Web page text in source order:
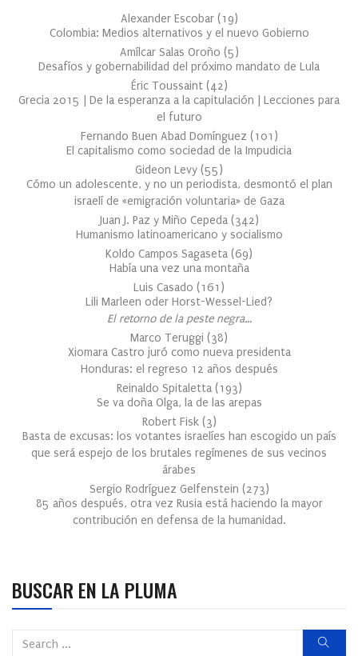
Alexander Escobar (19)
Colombia: Medios alternativos y el nuevo Gobierno
Amílcar Salas Oroño (5)
Desafíos y gobernabilidad del próximo mandato de Lula
Éric Toussaint (42)
Grecia 2015 | De la esperanza a la capitulación | Lecciones para
el futuro
Fernando Buen Abad Domínguez (101 )
El capitalismo como sociedad de la Impudicia
Gideon Levy (55)
Cómo un adolescente, y no un periodista, desmontó el plan
israelí de «emigración voluntaria» de Gaza
Juan J. Paz y Miño Cepeda (342)
Humanismo latinoamericano y socialismo
Koldo Campos Sagaseta (69)
Había una vez una montaña
Luis Casado (161 )
Lili Marleen oder Horst-Wessel-Lied?
El retorno de la peste negra…
Marco Teruggi (38)
Xiomara Castro juró como nueva presidenta
Honduras: el regreso 12 años después
Reinaldo Spitaletta (193)
Se va doña Olga, la de las arepas
Robert Fisk (3)
Basta de excusas: los votantes israelíes han escogido un país
que será espejo de los brutales regímenes de sus vecinos
árabes
Sergio Rodríguez Gelfenstein (273)
85 años después, otra vez Rusia está haciendo la mayor
contribución en defensa de la humanidad.
BUSCAR EN LA PLUMA